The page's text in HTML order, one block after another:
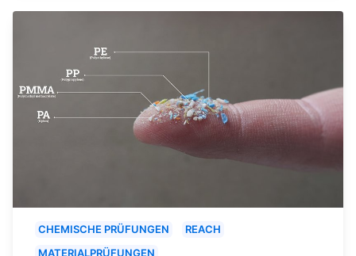
CHEMISCHE PRÜFUNGEN
REACH
MATERIALPRÜFUNGEN